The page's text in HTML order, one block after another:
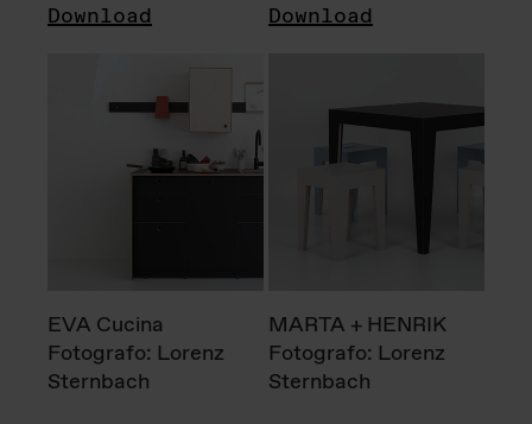
Download Download
EVA Cucina
Fotografo: Lorenz
Sternbach
MARTA + HENRIK
Fotografo: Lorenz
Sternbach